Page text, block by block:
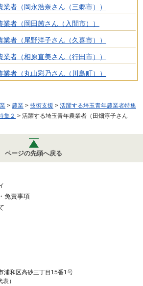
者（岡永浩奈さん（三郷市））
者（岡田茜さん（入間市））
者（尾野洋子さん（久喜市））
者（相原直美さん（行田市））
者（丸山彩乃さん（川島町））
> 農業 > 技術支援 > 活躍する埼玉青年農業者特集
集２ > 活躍する埼玉青年農業者（田畑淳子さん
ページの先頭へ戻る
免責事項
浦和区高砂三丁目15番1号
）